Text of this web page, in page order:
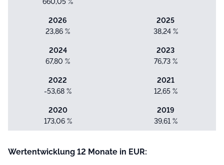
2026
23,86 %
2025
38,24 %
2024
67,80 %
2023
76,73 %
2022
-53,68 %
2021
12,65 %
2020
173,06 %
2019
39,61 %
Wertentwicklung 12 Monate in EUR: